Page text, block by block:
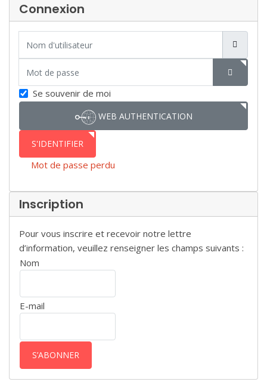
Connexion
SHOW
Se souvenir de moi
WEB AUTHENTICATION
S'IDENTIFIER
Mot de passe perdu
Inscription
Pour vous inscrire et recevoir notre lettre
d’information, veuillez renseigner les champs suivants :
Nom
E-mail